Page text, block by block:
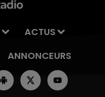
ACTUS
ANNONCEURS